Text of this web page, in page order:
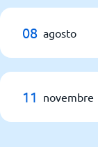
08 agosto
11 novembre